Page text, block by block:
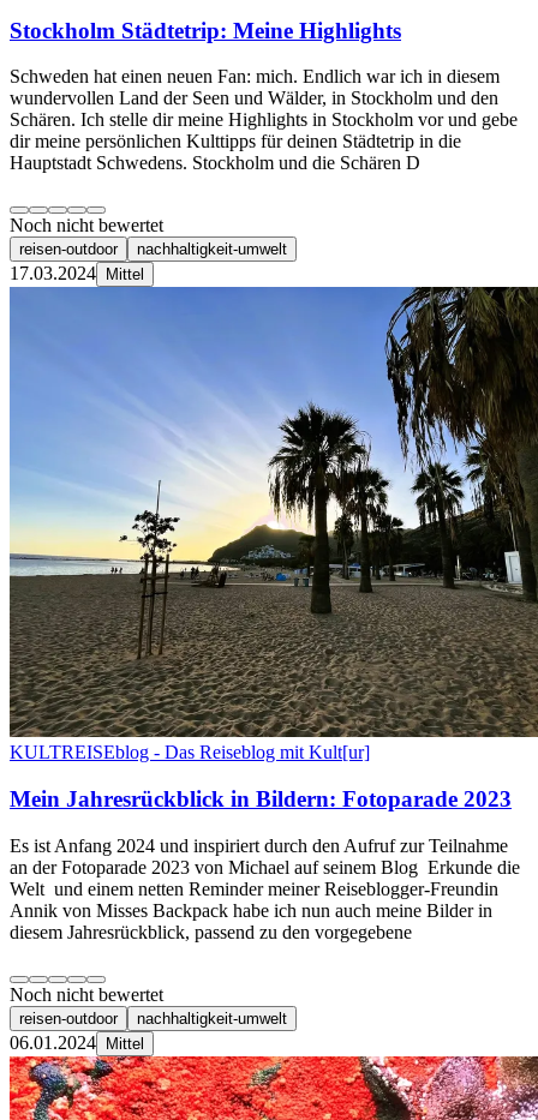
Stockholm Städtetrip: Meine Highlights
Schweden hat einen neuen Fan: mich. Endlich war ich in diesem
wundervollen Land der Seen und Wälder, in Stockholm und den
Schären. Ich stelle dir meine Highlights in Stockholm vor und gebe
dir meine persönlichen Kulttipps für deinen Städtetrip in die
Hauptstadt Schwedens. Stockholm und die Schären D
Noch nicht bewertet
reisen-outdoor nachhaltigkeit-umwelt
17.03.2024 Mittel
KULTREISEblog - Das Reiseblog mit Kult[ur]
Mein Jahresrückblick in Bildern: Fotoparade 2023
Es ist Anfang 2024 und inspiriert durch den Aufruf zur Teilnahme
an der Fotoparade 2023 von Michael auf seinem Blog Erkunde die
Welt und einem netten Reminder meiner Reiseblogger-Freundin
Annik von Misses Backpack habe ich nun auch meine Bilder in
diesem Jahresrückblick, passend zu den vorgegebene
Noch nicht bewertet
reisen-outdoor nachhaltigkeit-umwelt
06.01.2024 Mittel